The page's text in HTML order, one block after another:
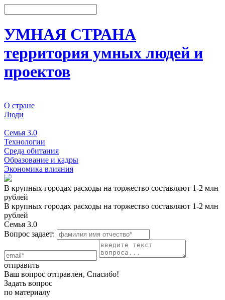
УМНАЯ СТРАНА
территория умных людей и
проектов
О стране
Люди
Семья 3.0
Технологии
Среда обитания
Образование и кадры
Экономика влияния
В крупных городах расходы на торжество составляют 1-2 млн
рублей
В крупных городах расходы на торжество составляют 1-2 млн
рублей
Семья 3.0
Вопрос задает:
отправить
Ваш вопрос отправлен, Спасибо!
Задать вопрос
по материалу